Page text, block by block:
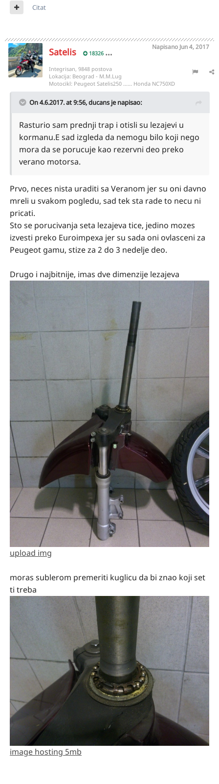
Citat
Satelis 18326
Napisano Jun 4, 2017
Integrisan, 9848 postova
Lokacija: Beograd - M.M.Lug
Motocikl: Peugeot Satelis250 ...... Honda NC750XD
On 4.6.2017. at 9:56,ducans je napisao:
Rasturio sam prednji trap i otisli su lezajevi u
kormanu.E sad izgleda da nemogu bilo koji nego
mora da se porucuje kao rezervni deo preko
verano motorsa.
Prvo, neces nista uraditi sa Veranom jer su oni davno
mreli u svakom pogledu, sad tek sta rade to necu ni
pricati.
Sto se porucivanja seta lezajeva tice, jedino mozes
izvesti preko Euroimpexa jer su sada oni ovlasceni za
Peugeot gamu, stize za 2 do 3 nedelje deo.
Drugo i najbitnije, imas dve dimenzije lezajeva
upload img
moras sublerom premeriti kuglicu da bi znao koji set
ti treba
image hosting 5mb